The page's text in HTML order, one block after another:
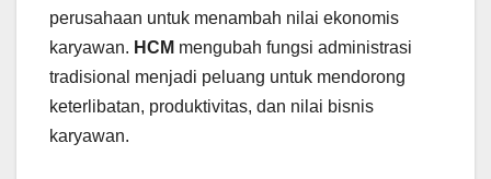
perusahaan untuk menambah nilai ekonomis
karyawan. HCM mengubah fungsi administrasi
tradisional menjadi peluang untuk mendorong
keterlibatan, produktivitas, dan nilai bisnis
karyawan.